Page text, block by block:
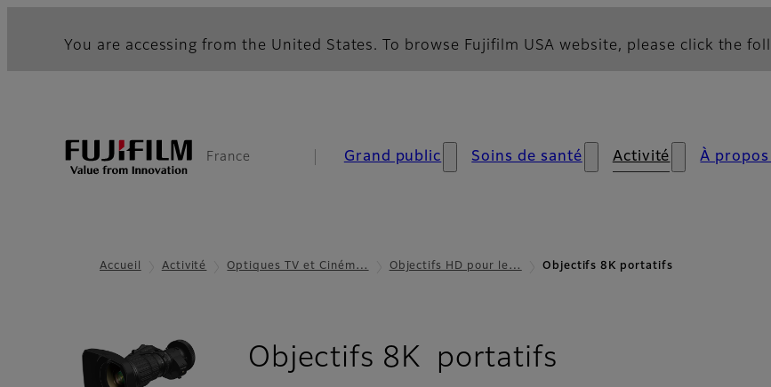
You are accessing from the United States. To browse Fujifilm USA website, please click the
France Grand public Soins de santé Activité À
Accueil Activité Optiques TV et Ciném… Objectifs HD pour le… Objectifs 8K portatifs
Objectifs 8K portatifs